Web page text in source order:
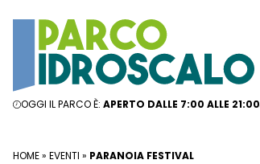
OGGI IL PARCO È: APERTO DALLE 7:00 ALLE 21:00
HOME» EVENTI » PARANOIA FESTIVAL